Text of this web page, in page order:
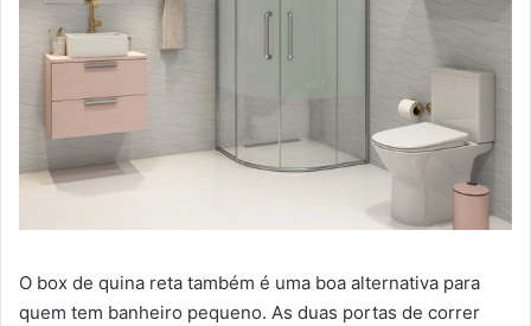
O box de quina reta também é uma boa alternativa para
quem tem banheiro pequeno. As duas portas de correr